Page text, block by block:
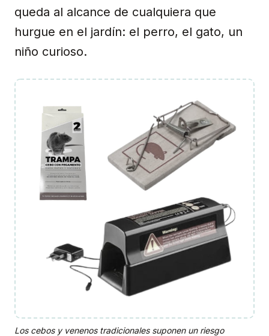
queda al alcance de cualquiera que
hurgue en el jardín: el perro, el gato, un
niño curioso.
Los cebos y venenos tradicionales suponen un riesgo